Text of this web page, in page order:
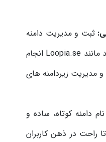
ثبت و مدیریت دامنه
از طریق اپراتورهای خصوصی سوئد مانند Loopia.se انجام
مدیریت زیردامنه های
دامنه کوتاه، ساده و
راحت در ذهن کاربران